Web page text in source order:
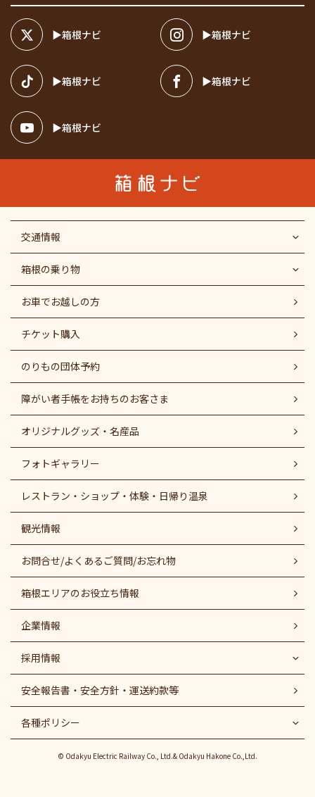
箱根ナビ 箱根ナビ
箱根ナビ 箱根ナビ
箱根ナビ
交通情報
箱根の乗り物
お車でお越しの方
チケット購入
のりもの団体予約
障がい者⼿帳をお持ちのお客さま
オリジナルグッズ・名産品
フォトギャラリー
レストラン・ショップ・体験・日帰り温泉
観光情報
お問合せ/よくあるご質問/お忘れ物
箱根エリアのお役立ち情報
企業情報
採用情報
安全報告書・安全方針・運送約款等
各種ポリシー
© Odakyu Electric Railway Co., Ltd.& Odakyu Hakone Co.,Ltd.